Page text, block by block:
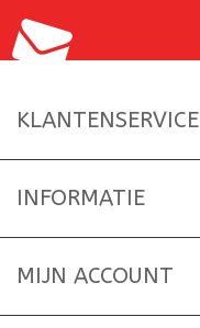
KLANTENSERVICE
INFORMATIE
MIJN ACCOUNT